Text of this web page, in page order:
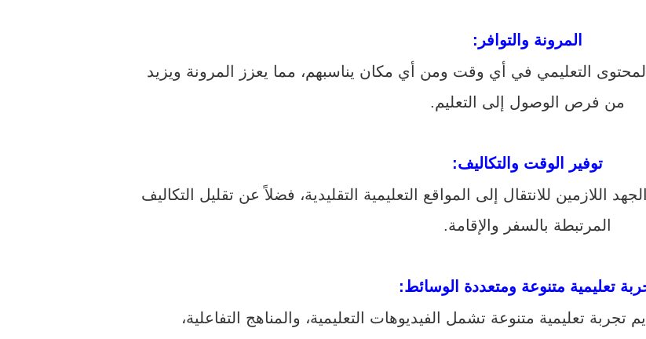
المرونة والتوافر :
التعليمي في أي وقت ومن أي مكان يناسبهم، مما يعزز المرونة ويزيد
من فرص الوصول إلى التعليم.
توفير الوقت والتكاليف:
اللازمين للانتقال إلى المواقع التعليمية التقليدية، فضلاً عن تقليل التكاليف
المرتبطة بالسفر والإقامة.
تعليمية متنوعة ومتعددة الوسائط:
تجربة تعليمية متنوعة تشمل الفيديوهات التعليمية، والمناهج التفاعلية،